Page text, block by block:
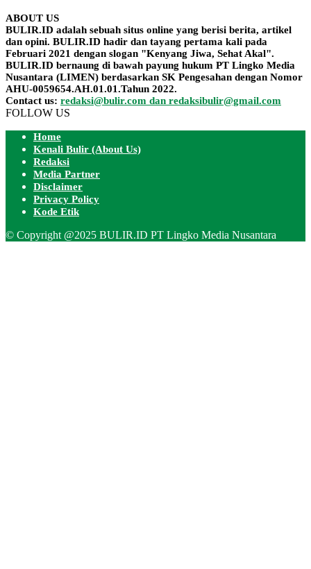
ABOUT US
BULIR.ID adalah sebuah situs online yang berisi berita, artikel
dan opini. BULIR.ID hadir dan tayang pertama kali pada
Februari 2021 dengan slogan "Kenyang Jiwa, Sehat Akal".
BULIR.ID bernaung di bawah payung hukum PT Lingko Media
Nusantara (LIMEN) berdasarkan SK Pengesahan dengan Nomor
AHU-0059654.AH.01.01.Tahun 2022.
Contact us: redaksi@bulir.com dan redaksibulir@gmail.com
FOLLOW US
Home
Kenali Bulir (About Us)
Redaksi
Media Partner
Disclaimer
Privacy Policy
Kode Etik
© Copyright @2025 BULIR.ID PT Lingko Media Nusantara